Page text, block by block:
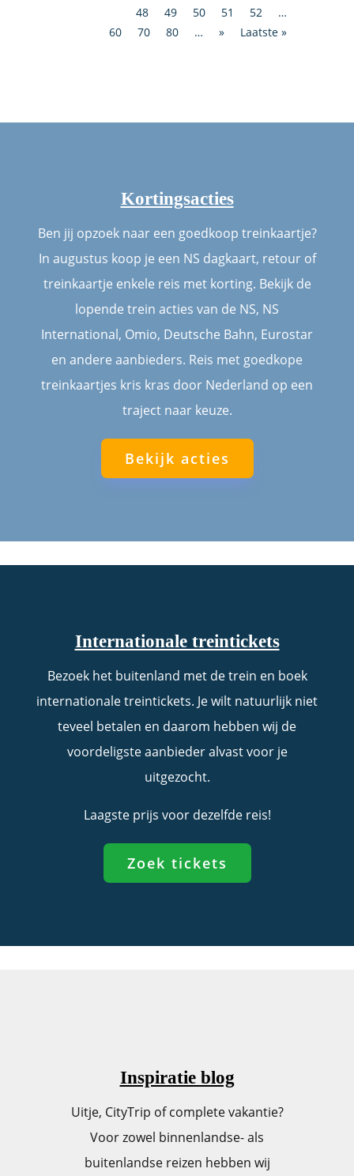
48 49 50 51 52
…
60
70 80 … » Laatste »
Kortingsacties
Ben jij opzoek naar een goedkoop treinkaartje?
In augustus koop je een NS dagkaart, retour of
treinkaartje enkele reis met korting. Bekijk de
lopende trein acties van de NS, NS
International, Omio, Deutsche Bahn, Eurostar
en andere aanbieders. Reis met goedkope
treinkaartjes kris kras door Nederland op een
traject naar keuze.
Bekijk acties
Internationale treintickets
Bezoek het buitenland met de trein en boek
internationale treintickets. Je wilt natuurlijk niet
teveel betalen en daarom hebben wij de
voordeligste aanbieder alvast voor je
uitgezocht.
Laagste prijs voor dezelfde reis!
Zoek tickets
Inspiratie blog
Uitje, CityTrip of complete vakantie?
Voor zowel binnenlandse- als
buitenlandse reizen hebben wij